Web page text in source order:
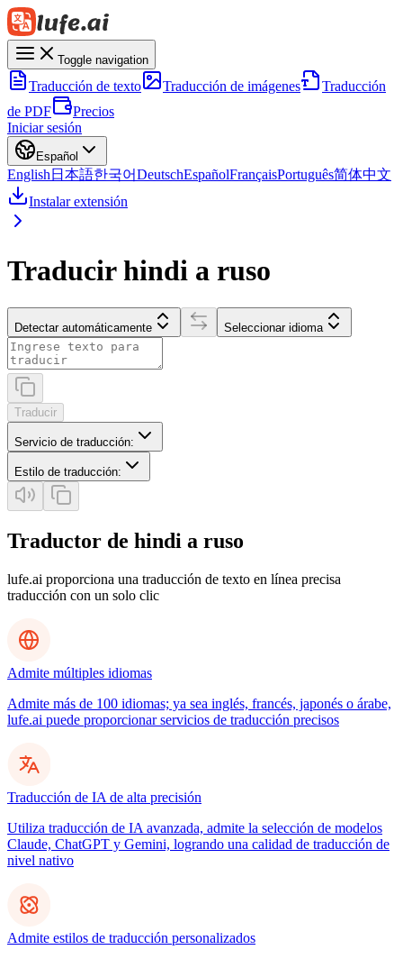
Toggle navigation
Traducción de texto Traducción de imágenes
Traducción
de PDF
Precios
Iniciar sesión
Español
English 日本語한국어DeutschEspañolFrançaisPortuguês简体中文
Instalar extensión
Traducir hindi a ruso
Detectar automáticamente Seleccionar idioma
Traducir
Servicio de traducción:
Estilo de traducción:
Traductor de hindi a ruso
lufe.ai proporciona una traducción de texto en línea precisa
traducción con un solo clic
Admite múltiples idiomas
Admite más de 100 idiomas; ya sea inglés, francés, japonés o árabe,
lufe.ai puede proporcionar servicios de traducción precisos
Traducción de IA de alta precisión
Utiliza traducción de IA avanzada, admite la selección de modelos
Claude, ChatGPT y Gemini, logrando una calidad de traducción de
nivel nativo
Admite estilos de traducción personalizados